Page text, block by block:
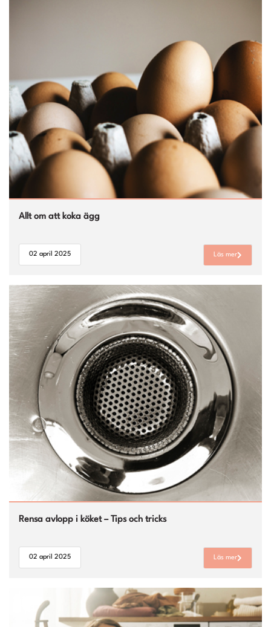
Allt om att koka ägg
02 april 2025 Läs mer
Rensa avlopp i köket – Tips och tricks
02 april 2025 Läs mer